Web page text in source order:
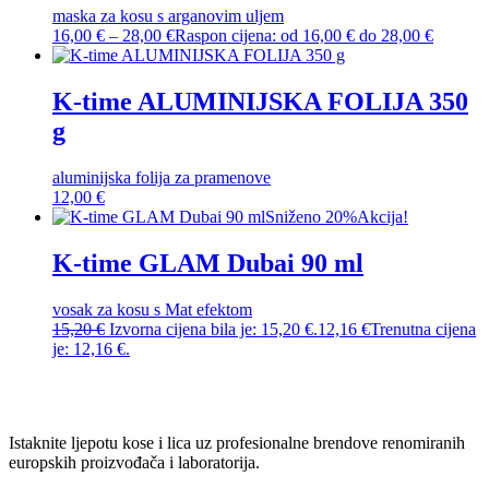
maska za kosu s arganovim uljem
16,00 € – 28,00 €Raspon cijena: od 16,00 € do 28,00 €
K-time ALUMINIJSKA FOLIJA 350
g
aluminijska folija za pramenove
12,00 €
Sniženo 20%Akcija!
K-time GLAM Dubai 90 ml
vosak za kosu s Mat efektom
15,20€ Izvorna cijena bila je: 15,20 €.12,16 €Trenutna cijena
je: 12,16 €.
Istaknite ljepotu kose i lica uz profesionalne brendove renomiranih
europskih proizvođača i laboratorija.